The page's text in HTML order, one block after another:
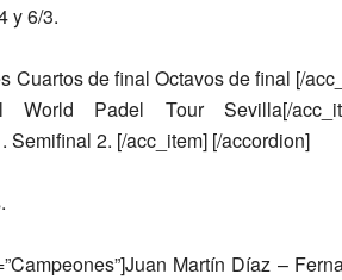
y 6/3.
Cuartos de final Octavos de final [/
World Padel Tour Sevilla[/
Semifinal 2. [/acc_item] [/accordion]
Juan Martín Díaz –